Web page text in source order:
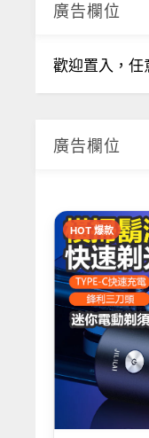
廣告欄位
歡迎置入，任
廣告欄位
HOT 爆款